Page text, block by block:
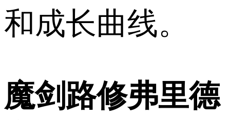
和成长曲线。
魔剑路修弗里德